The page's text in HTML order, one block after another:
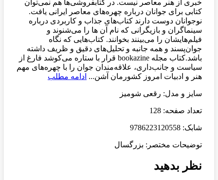
خبری از هنر معاصر نیست. در کتابفروشی‌ها هم نمی‌توان
کتابی برای جوانان درباره چهره‌های معاصر ایرانی یافت.
نوجوانان دوست دارند کتاب‌های جذاب و کاربردی درباره
سینماگران و بازیگرانی که نام آن ها را می‌شنوند و
فیلم‌هایشان را می‌بینند بخوانند. کتاب‌هایی که نگاه
جوان‌پسند و همه جانبه و تحلیل‌های دقیق و ظریف داشته
باشد.کتاب مجله bookazine قرار با ستاره می‌کوشد فارغ از
سیاست و جانب‌داری، علاقه‌مندان جوان را با چهره‌های مهم
هنر و ادبیات امروز کشورمان آشن... ادامه مطلب
سایز و مدل: رقعی شومیز
تعداد صفحه: 128
شابک: 9786223120558
توضیحات مختصر: بزرگسال
نظر بدهید